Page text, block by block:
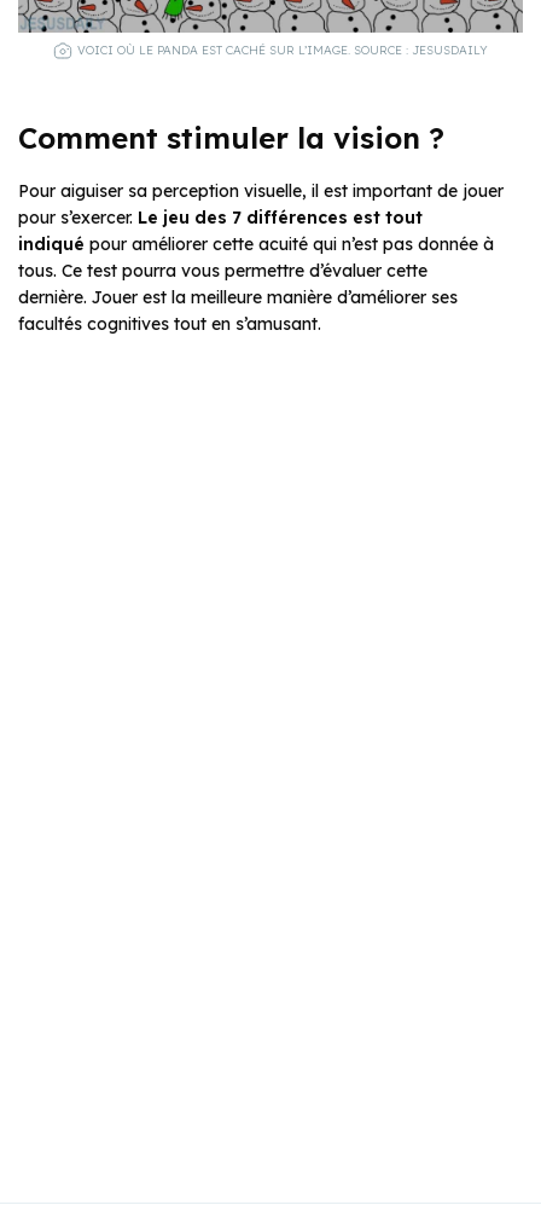
VOICI OÙ LE PANDA EST CACHÉ SUR L’IMAGE. SOURCE : JESUSDAILY
Comment stimuler la vision ?
Pour aiguiser sa perception visuelle, il est important de jouer
pour s’exercer. Le jeu des 7 différences est tout
indiqué pour améliorer cette acuité qui n’est pas donnée à
tous. Ce test pourra vous permettre d’évaluer cette
dernière. Jouer est la meilleure manière d’améliorer ses
facultés cognitives tout en s’amusant.